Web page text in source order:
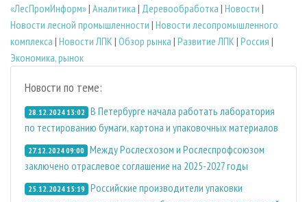
«ЛесПромИнформ»| Аналитика | Деревообработка | Новости |
Новости лесной промышленности | Новости лесопромышленного
комплекса | Новости ЛПК | Обзор рынка | Развитие ЛПК | Россия |
Экономика, рынок
Новости по теме:
28.12.2024 13:02 В Петербурге начала работать лаборатория
по тестированию бумаги, картона и упаковочных материалов
27.12.2024 09:00 Между Рослесхозом и Рослеспрофсоюзом
заключено отраслевое соглашение на 2025-2027 годы
25.12.2024 15:19 Российские производители упаковки